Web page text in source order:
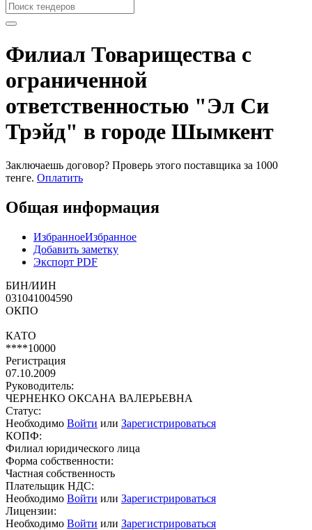
Филиал Товарищества с
ограниченной
ответственностью "Эл Си
Трэйд" в городе Шымкент
Заключаешь договор? Проверь этого поставщика за 1000
тенге. Оплатить
Общая информация
ИзбранноеИзбранное
Добавить заметку
Экспорт PDF
БИН/ИИН
031041004590
ОКПО
КАТО
****10000
Регистрация
07.10.2009
Руководитель:
ЧЕРНЕНКО ОКСАНА ВАЛЕРЬЕВНА
Статус:
Необходимо Войти или Зарегистрироваться
КОПФ:
Филиал юридического лица
Форма собственности:
Частная собственность
Плательщик НДС:
Необходимо Войти или Зарегистрироваться
Лицензии:
Необходимо Войти или Зарегистрироваться